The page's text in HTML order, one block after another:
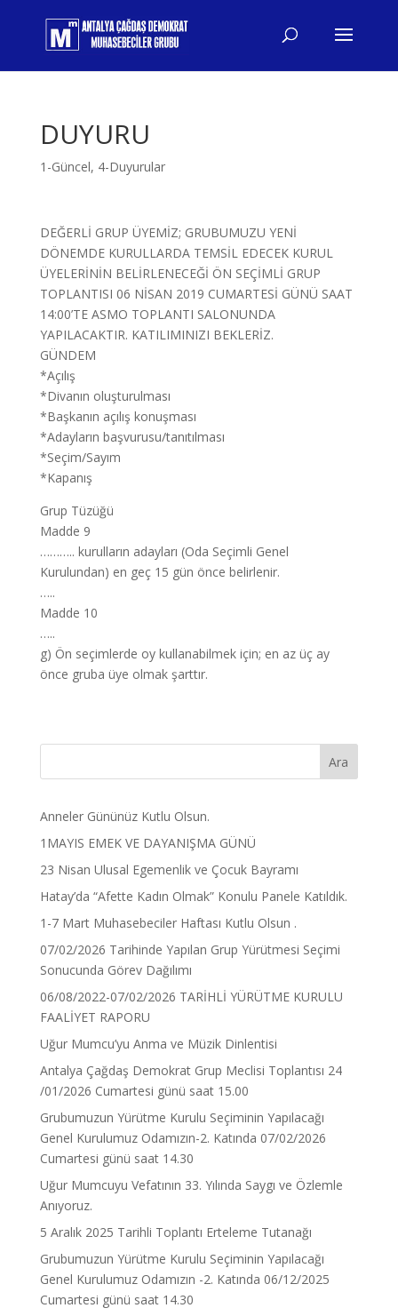
DUYURU
1-Güncel, 4-Duyurular
DEĞERLİ GRUP ÜYEMİZ; GRUBUMUZU YENİ
DÖNEMDE KURULLARDA TEMSİL EDECEK KURUL
ÜYELERİNİN BELİRLENECEĞİ ÖN SEÇİMLİ GRUP
TOPLANTISI 06 NİSAN 2019 CUMARTESİ GÜNÜ SAAT
14:00’TE ASMO TOPLANTI SALONUNDA
YAPILACAKTIR. KATILIMINIZI BEKLERİZ.
GÜNDEM
*Açılış
*Divanın oluşturulması
*Başkanın açılış konuşması
*Adayların başvurusu/tanıtılması
*Seçim/Sayım
*Kapanış
Grup Tüzüğü
Madde 9
……….. kurulların adayları (Oda Seçimli Genel
Kurulundan) en geç 15 gün önce belirlenir.
…..
Madde 10
…..
g) Ön seçimlerde oy kullanabilmek için; en az üç ay
önce gruba üye olmak şarttır.
Anneler Gününüz Kutlu Olsun.
1MAYIS EMEK VE DAYANIŞMA GÜNÜ
23 Nisan Ulusal Egemenlik ve Çocuk Bayramı
Hatay’da “Afette Kadın Olmak” Konulu Panele Katıldık.
1-7 Mart Muhasebeciler Haftası Kutlu Olsun .
07/02/2026 Tarihinde Yapılan Grup Yürütmesi Seçimi
Sonucunda Görev Dağılımı
06/08/2022-07/02/2026 TARİHLİ YÜRÜTME KURULU
FAALİYET RAPORU
Uğur Mumcu’yu Anma ve Müzik Dinlentisi
Antalya Çağdaş Demokrat Grup Meclisi Toplantısı 24
/01/2026 Cumartesi günü saat 15.00
Grubumuzun Yürütme Kurulu Seçiminin Yapılacağı
Genel Kurulumuz Odamızın-2. Katında 07/02/2026
Cumartesi günü saat 14.30
Uğur Mumcuyu Vefatının 33. Yılında Saygı ve Özlemle
Anıyoruz.
5 Aralık 2025 Tarihli Toplantı Erteleme Tutanağı
Grubumuzun Yürütme Kurulu Seçiminin Yapılacağı
Genel Kurulumuz Odamızın -2. Katında 06/12/2025
Cumartesi günü saat 14.30